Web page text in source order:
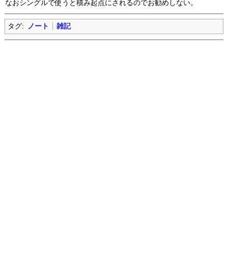
なおシングルで使うと積み起点にされるのでお勧めしない。
タグ: ノート 雑記